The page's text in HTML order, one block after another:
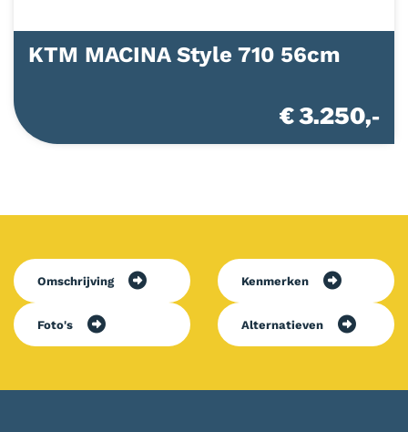
KTM MACINA Style 710 56cm
€ 3.250,-
Omschrijving Kenmerken
Foto's Alternatieven